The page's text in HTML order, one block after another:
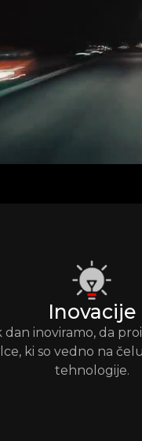
Inovacije
dan inoviramo, da
ki so vedno na
tehnologije.